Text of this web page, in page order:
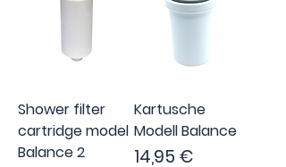
Shower filter
cartridge model
Balance 2
Kartusche
Modell Balance
Preis
14,95 €